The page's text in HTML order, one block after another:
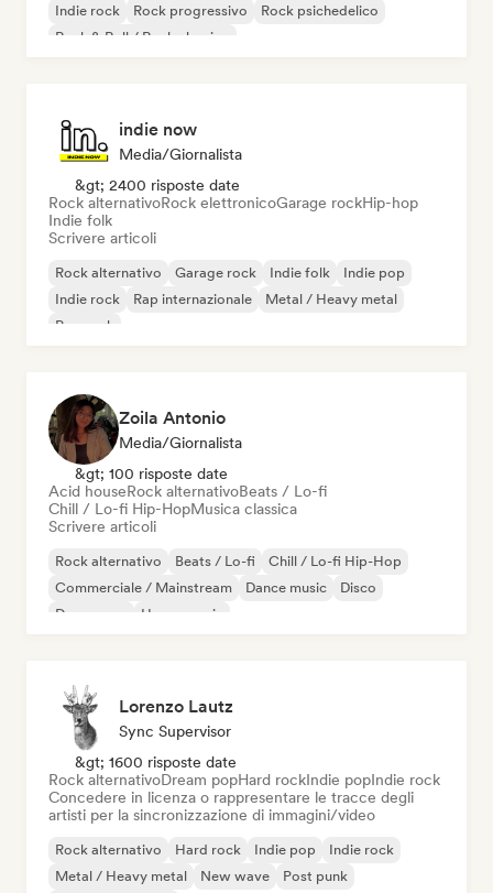
Indie rock
Rock progressivo
Rock psichedelico
Rock & Roll / Rock classico
indie now
Media/Giornalista
&gt; 2400 risposte date
Rock alternativoRock elettronicoGarage rockHip-hop
Indie folk
Scrivere articoli
Rock alternativo Garage rock Indie folk
Indie pop
Indie rock
Rap internazionale
Metal / Heavy metal
Pop rock
Zoila Antonio
Media/Giornalista
&gt; 100 risposte date
Acid houseRock alternativoBeats / Lo-fi
Chill / Lo-fi Hip-HopMusica classica
Scrivere articoli
Rock alternativo Beats / Lo-fi
Chill / Lo-fi Hip-Hop
Commerciale / Mainstream
Dance music
Disco
Dream pop
House music
Lorenzo Lautz
Sync Supervisor
&gt; 1600 risposte date
Rock alternativoDream popHard rockIndie popIndie rock
Concedere in licenza o rappresentare le tracce degli
artisti per la sincronizzazione di immagini/video
Rock alternativo Hard rock Indie pop
Indie rock
Metal / Heavy metal
New wave Post punk